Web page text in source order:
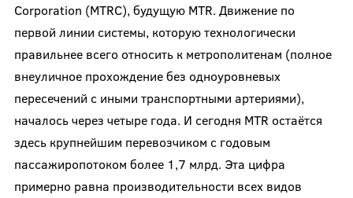
Corporation (MTRC), будущую MTR. Движение по
первой линии системы, которую технологически
правильнее всего относить к метрополитенам (полное
внеуличное прохождение без одноуровневых
пересечений с иными транспортными артериями),
началось через четыре года. И сегодня MTR остаётся
здесь крупнейшим перевозчиком с годовым
пассажиропотоком более 1,7 млрд. Эта цифра
примерно равна производительности всех видов